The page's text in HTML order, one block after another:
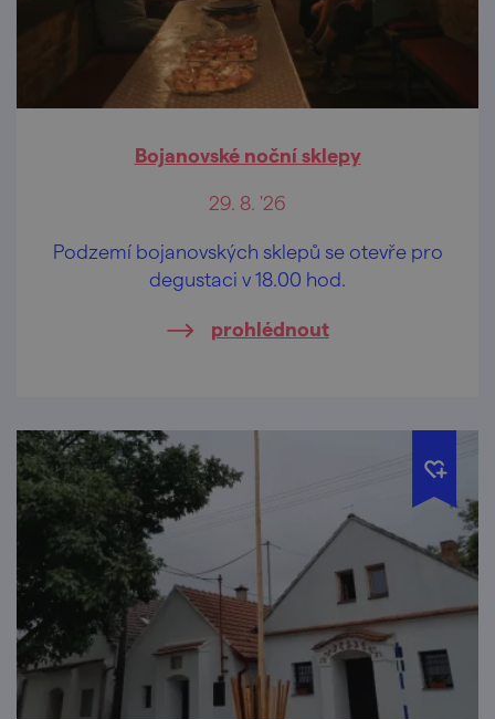
Bojanovské noční sklepy
29. 8. '26
Podzemí bojanovských sklepů se otevře pro
degustaci v 18.00 hod.
prohlédnout